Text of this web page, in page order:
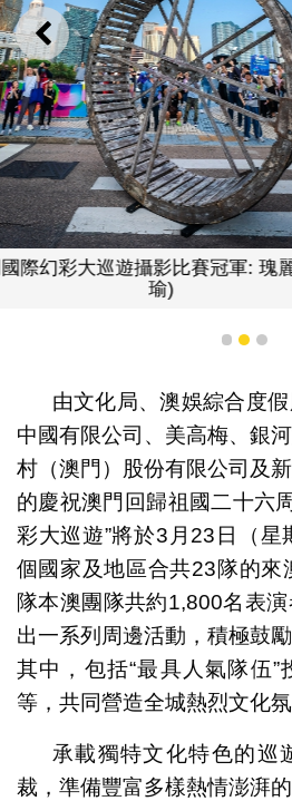
上一則
2024澳門國際幻彩大巡遊攝影
1 2 3
由文化局、澳娛綜合度
中國有限公司、美高梅、銀
村（澳門）股份有限公司及
的慶祝澳門回歸祖國二十六
彩大巡遊”將於3月23日（星
個國家及地區合共23隊的來
隊本澳團隊共約1,800名表
出一系列周邊活動，積極鼓
其中，包括“最具人氣隊伍”
等，共同營造全城熱烈文化氛
承載獨特文化特色的巡
裁，準備豐富多樣熱情澎湃